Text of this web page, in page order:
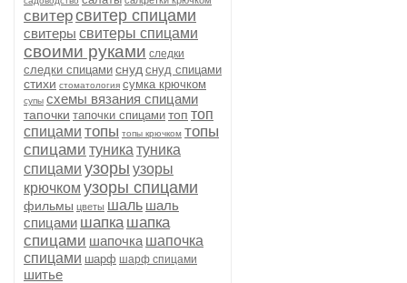
свитерсвитер спицами
свитеры свитеры спицами
своими руками следки
следки спицами снуд снуд спицами
стихи стоматология сумка крючком
супы схемы вязания спицами
тапочки тапочки спицами топ топ
спицами топы топы крючком топы
спицами туника туника
спицами узоры узоры
крючком узоры спицами
фильмы цветы шаль шаль
спицами шапка шапка
спицами шапочка шапочка
спицами шарф шарф спицами
шитье